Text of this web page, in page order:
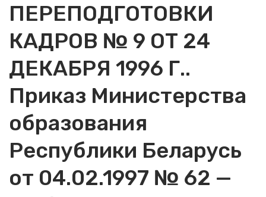
ПЕРЕПОДГОТОВКИ
КАДРОВ № 9 ОТ 24
ДЕКАБРЯ 1996 Г..
Приказ Министерства
образования
Республики Беларусь
от 04.02.1997 № 62 —